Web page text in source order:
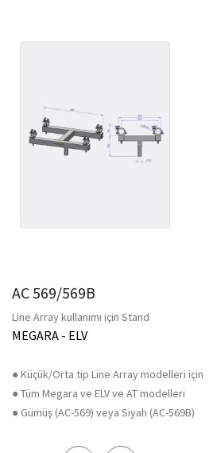
AC 569/569B
Line Array kullanımı için Stand
MEGARA - ELV
● Küçük/Orta tip Line Array modelleri için
● Tüm Megara ve ELV ve AT modelleri
● Gümüş (AC-569) veya Siyah (AC-569B)